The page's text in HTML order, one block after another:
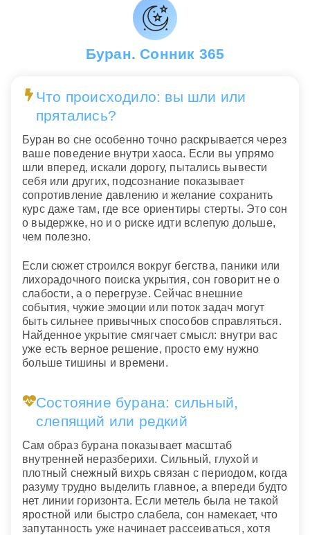
Буран. Сонник 365
Что происходило: вы шли или
прятались?
Буран во сне особенно точно раскрывается через
ваше поведение внутри хаоса. Если вы упрямо
шли вперед, искали дорогу, пытались вывести
себя или других, подсознание показывает
сопротивление давлению и желание сохранить
курс даже там, где все ориентиры стерты. Это сон
о выдержке, но и о риске идти вслепую дольше,
чем полезно.
Если сюжет строился вокруг бегства, паники или
лихорадочного поиска укрытия, сон говорит не о
слабости, а о перегрузе. Сейчас внешние
события, чужие эмоции или поток задач могут
быть сильнее привычных способов справляться.
Найденное укрытие смягчает смысл: внутри вас
уже есть верное решение, просто ему нужно
больше тишины и времени.
Состояние бурана: сильный,
слепящий или редкий
Сам образ бурана показывает масштаб
внутренней неразберихи. Сильный, глухой и
плотный снежный вихрь связан с периодом, когда
разуму трудно выделить главное, а впереди будто
нет линии горизонта. Если метель была не такой
яростной или быстро слабела, сон намекает, что
запутанность уже начинает рассеиваться, хотя